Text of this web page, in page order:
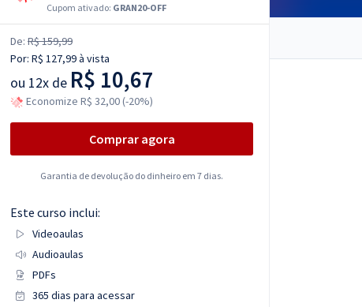
Cupom ativado: GRAN20-OFF
De: R$ 159,99
Por: R$ 127,99à vista
ou 12x de R$ 10,67
Economize R$ 32,00 (-20%)
Comprar agora
Garantia de devolução do dinheiro em 7 dias.
Este curso inclui:
Videoaulas
Audioaulas
PDFs
365 dias para acessar